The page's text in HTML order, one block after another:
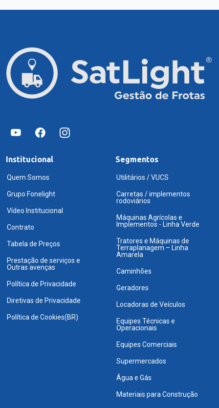
Institucional
Quem Somos
Grupo Fonelight
Vídeo Institucional
Contrato
Tabela de Preços
Prestação de serviços e
Outras avenças
Política de Privacidade
Diretivas de Privacidade
Política de Cookies(BR)
Segmentos
Utilitários / VUCS
Carretas / implementos
rodoviários
Máquinas Agrícolas e
Implementos - Linha Verde
Tratores e Máquinas de
Terraplanagem – Linha
Amarela
Caminhões
Geradores
Locadoras de Veículos
Equipes Técnicas e
Operacionais
Equipes Comerciais
Supermercados
Água e Gás
Materiais para Construção